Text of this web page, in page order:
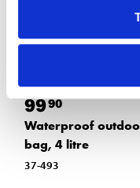
9990
Waterproof
bag, 4 litre
37-493